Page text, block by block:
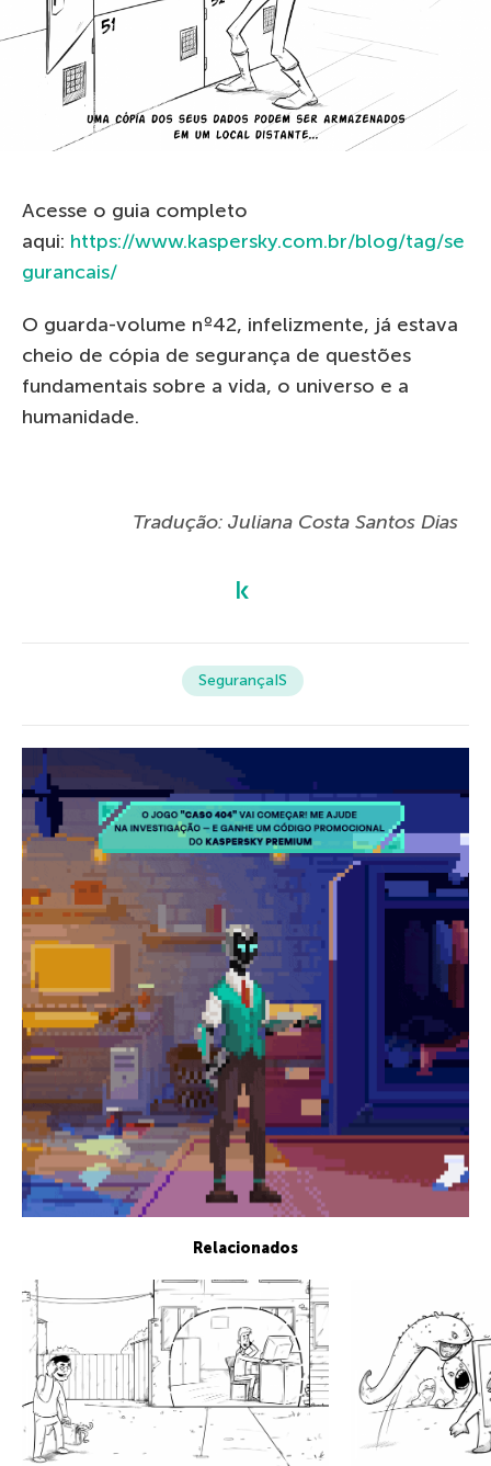
Acesse o guia completo
aqui: https://www.kaspersky.com.br/blog/tag/se
gurancais/
O guarda-volume nº42, infelizmente, já estava
cheio de cópia de segurança de questões
fundamentais sobre a vida, o universo e a
humanidade.
Tradução: Juliana Costa Santos Dias
SegurançaIS
Relacionados